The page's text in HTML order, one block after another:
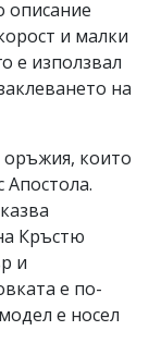
описание
и малки
е използвал
на
оръжия, които
Апостола.
Кръстю
и
е по-
е носел